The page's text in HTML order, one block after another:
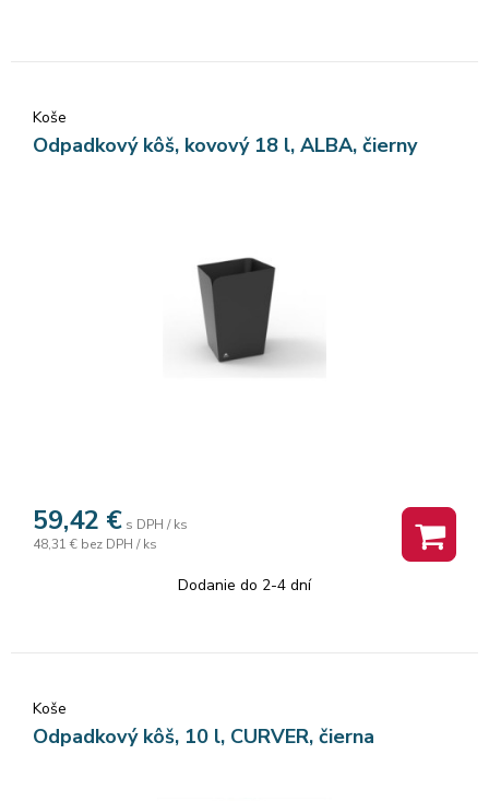
Koše
Odpadkový kôš, kovový 18 l, ALBA, čierny
59,42 € s DPH / ks
48,31 € bez DPH / ks
Dodanie do 2-4 dní
Koše
Odpadkový kôš, 10 l, CURVER, čierna